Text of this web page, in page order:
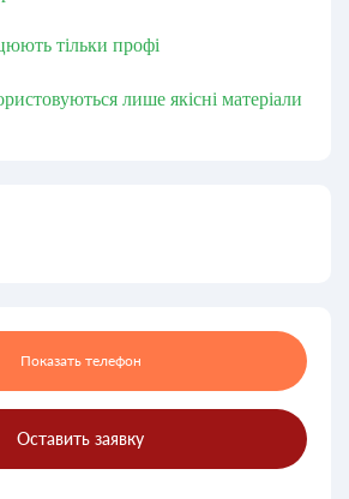
тільки профі
лише якісні матеріали
Показать телефон
Оставить заявку